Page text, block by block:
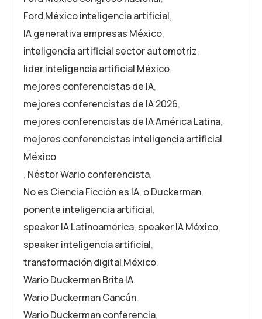
Ford México inteligencia artificial,
IA generativa empresas México,
inteligencia artificial sector automotriz,
líder inteligencia artificial México,
mejores conferencistas de IA,
mejores conferencistas de IA 2026,
mejores conferencistas de IA América Latina,
mejores conferencistas inteligencia artificial
México
, Néstor Wario conferencista,
No es Ciencia Ficción es IA, o Duckerman,
ponente inteligencia artificial,
speaker IA Latinoamérica, speaker IA México,
speaker inteligencia artificial,
transformación digital México,
Wario Duckerman Brita IA,
Wario Duckerman Cancún,
Wario Duckerman conferencia,